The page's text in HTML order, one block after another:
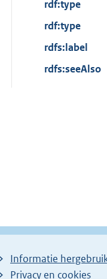
rdf:type
rdf:type
rdfs:label
rdfs:seeAlso
Informatie
Privacy en cookies